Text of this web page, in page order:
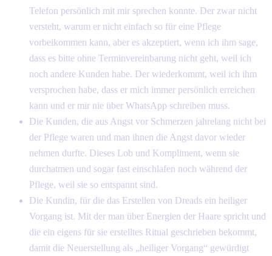
Telefon persönlich mit mir sprechen konnte. Der zwar nicht
versteht, warum er nicht einfach so für eine Pflege
vorbeikommen kann, aber es akzeptiert, wenn ich ihm sage,
dass es bitte ohne Terminvereinbarung nicht geht, weil ich
noch andere Kunden habe. Der wiederkommt, weil ich ihm
versprochen habe, dass er mich immer persönlich erreichen
kann und er mir nie über WhatsApp schreiben muss.
Die Kunden, die aus Angst vor Schmerzen jahrelang nicht bei
der Pflege waren und man ihnen die Angst davor wieder
nehmen durfte. Dieses Lob und Kompliment, wenn sie
durchatmen und sogar fast einschlafen noch während der
Pflege, weil sie so entspannt sind.
Die Kundin, für die das Erstellen von Dreads ein heiliger
Vorgang ist. Mit der man über Energien der Haare spricht und
die ein eigens für sie erstelltes Ritual geschrieben bekommt,
damit die Neuerstellung als „heiliger Vorgang“ gewürdigt